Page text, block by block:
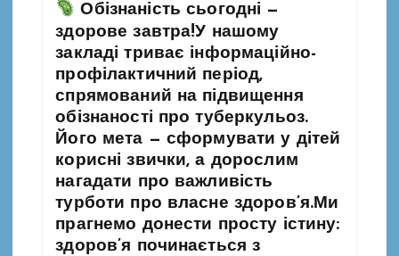
Обізнаність сьогодні —
здорове завтра!У нашому
закладі триває інформаційно-
профілактичний період,
спрямований на підвищення
обізнаності про туберкульоз.
Його мета — сформувати у дітей
корисні звички, а дорослим
нагадати про важливість
турботи про власне здоров’я.Ми
прагнемо донести просту істину:
здоров’я починається з